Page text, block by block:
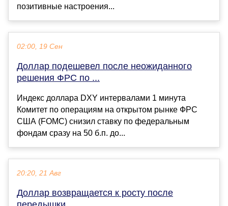
позитивные настроения...
02:00, 19 Сен
Доллар подешевел после неожиданного
решения ФРС по ...
Индекс доллара DXY интервалами 1 минута
Комитет по операциям на открытом рынке ФРС
США (FOMC) снизил ставку по федеральным
фондам сразу на 50 б.п. до...
20:20, 21 Авг
Доллар возвращается к росту после